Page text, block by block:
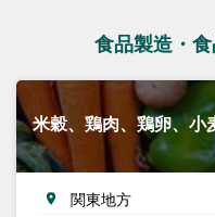
食品製造・
米穀、鶏肉、鶏卵、小
関東地方